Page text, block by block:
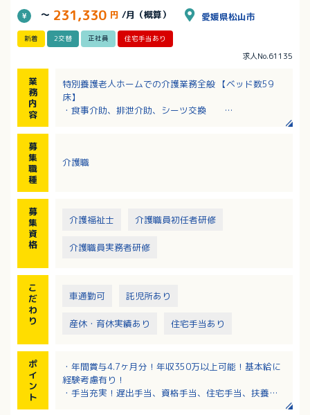
～ 231,330 円 /月（概算） 愛媛県松山市
新着 2交替 正社員 住宅手当あり
求人No.61135
業
務
内
容
特別養護老人ホームでの介護業務全般 【ベッド数59
床】
・食事介助、排泄介助、シーツ交換
制）・外出レク 有
のみです。
募
集
職
種
介護職
募
集
資
格
介護福祉士 介護職員初任者研修
介護職員実務者研修
こ
だ
わ
り
車通勤可 託児所あり
産休・育休実績あり 住宅手当あり
ポ
イ
ン
ト
・年間賞与4.7ヶ月分！年収350万以上可能！基本給に
経験考慮有り！
・手当充実！遅出手当、資格手当、住宅手当、扶養手